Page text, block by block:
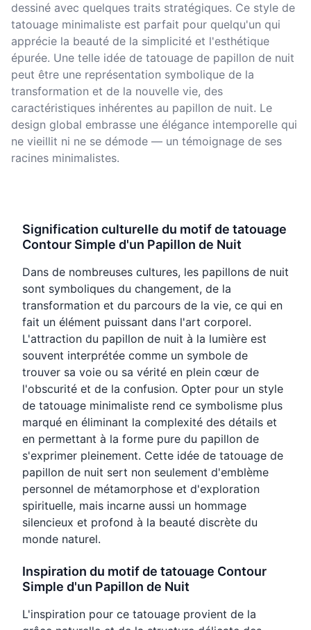
dessiné avec quelques traits stratégiques. Ce style de
tatouage minimaliste est parfait pour quelqu'un qui
apprécie la beauté de la simplicité et l'esthétique
épurée. Une telle idée de tatouage de papillon de nuit
peut être une représentation symbolique de la
transformation et de la nouvelle vie, des
caractéristiques inhérentes au papillon de nuit. Le
design global embrasse une élégance intemporelle qui
ne vieillit ni ne se démode — un témoignage de ses
racines minimalistes.
Signification culturelle du motif de tatouage
Contour Simple d'un Papillon de Nuit
Dans de nombreuses cultures, les papillons de nuit
sont symboliques du changement, de la
transformation et du parcours de la vie, ce qui en
fait un élément puissant dans l'art corporel.
L'attraction du papillon de nuit à la lumière est
souvent interprétée comme un symbole de
trouver sa voie ou sa vérité en plein cœur de
l'obscurité et de la confusion. Opter pour un style
de tatouage minimaliste rend ce symbolisme plus
marqué en éliminant la complexité des détails et
en permettant à la forme pure du papillon de
s'exprimer pleinement. Cette idée de tatouage de
papillon de nuit sert non seulement d'emblème
personnel de métamorphose et d'exploration
spirituelle, mais incarne aussi un hommage
silencieux et profond à la beauté discrète du
monde naturel.
Inspiration du motif de tatouage Contour
Simple d'un Papillon de Nuit
L'inspiration pour ce tatouage provient de la